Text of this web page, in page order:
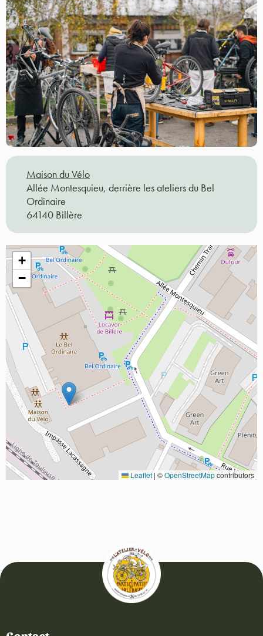
Maison du Vélo
Allée Montesquieu, derrière les ateliers du Bel
Ordinaire
64140 Billère
+
−
Leaflet | ©OpenStreetMapcontributors